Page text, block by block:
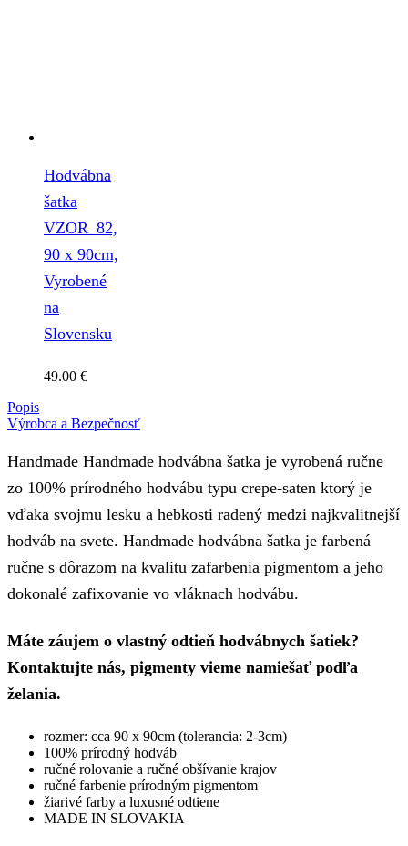
Hodvábna
šatka
VZOR_82,
90 x 90cm,
Vyrobené
na
Slovensku
49.00 €
Popis
Výrobca a Bezpečnosť
Handmade Handmade hodvábna šatka je vyrobená ručne
zo 100% prírodného hodvábu typu crepe-saten ktorý je
vďaka svojmu lesku a hebkosti radený medzi najkvalitnejší
hodváb na svete. Handmade hodvábna šatka je farbená
ručne s dôrazom na kvalitu zafarbenia pigmentom a jeho
dokonalé zafixovanie vo vláknach hodvábu.
Máte záujem o vlastný odtieň hodvábnych šatiek?
Kontaktujte nás, pigmenty vieme namiešať podľa
želania.
rozmer: cca 90 x 90cm (tolerancia: 2-3cm)
100% prírodný hodváb
ručné rolovanie a ručné obšívanie krajov
ručné farbenie prírodným pigmentom
žiarivé farby a luxusné odtiene
MADE IN SLOVAKIA